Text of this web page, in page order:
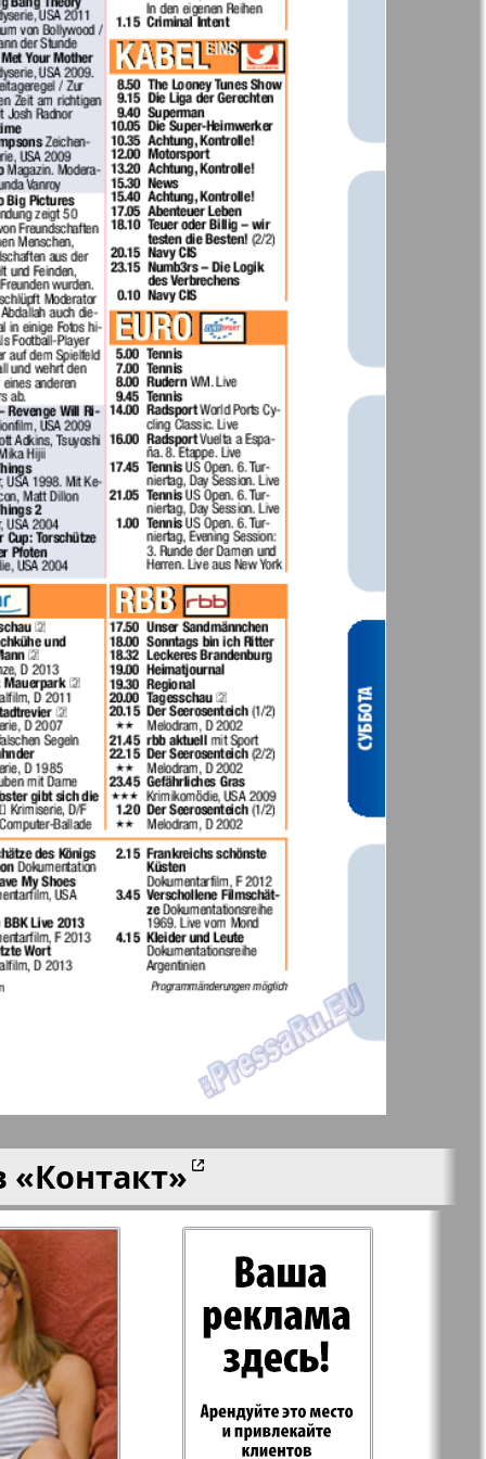
41
47 48
53
59
65 66
71
77 78
83 84
Англия
Аугсбург-сити
Будь здоров
info Вечерняя газета
Wadim
Дом и семья
газета
Еврейская
панорама
Жизнь женщины
Идеальная фирма
Катюша
Крот в Германии
LDK по-русски
Мила
сити
My City Frankfurt
am Main
Наша марка
Объектив EU
«Контакт»